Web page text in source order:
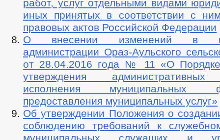
работ, услуг отдельными видами
иных принятых в соответствии с
правовых актов Российской Федерации
О внесении изменений в
администрации Ораз-Аульского
от 28.04.2016 года № 11 «О Порядке
утверждения административных
исполнения
предоставления муниципальных услуг»
Об утверждении Положения о
соблюдению требований к